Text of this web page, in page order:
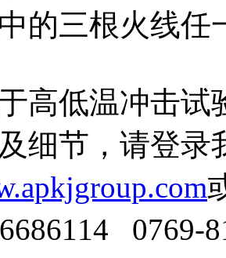
的三根火线任
高低温冲击
细节，请登录
0769-